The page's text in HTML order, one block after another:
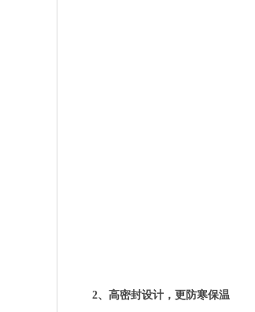
2、高密封设计，更防寒保温